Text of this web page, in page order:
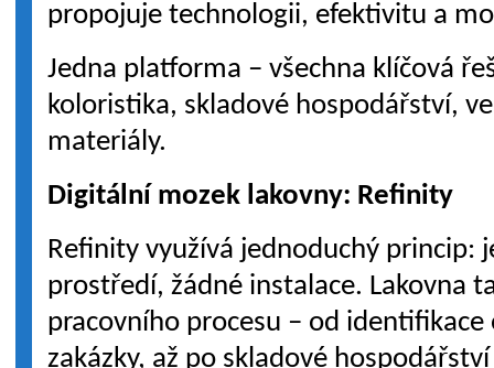
propojuje technologii, efektivitu a
Jedna platforma – všechna klíčová
koloristika, skladové hospodářství,
materiály.
Digitální mozek lakovny: Refinity
Refinity využívá jednoduchý princip:
prostředí, žádné instalace. Lakovna
pracovního procesu – od
zakázky, až po skladové